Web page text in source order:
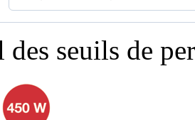
des seuils de